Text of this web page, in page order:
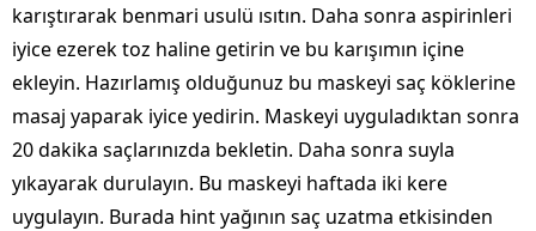
karıştırarak benmari usulü ısıtın. Daha sonra aspirinleri
iyice ezerek toz haline getirin ve bu karışımın içine
ekleyin. Hazırlamış olduğunuz bu maskeyi saç köklerine
masaj yaparak iyice yedirin. Maskeyi uyguladıktan sonra
20 dakika saçlarınızda bekletin. Daha sonra suyla
yıkayarak durulayın. Bu maskeyi haftada iki kere
uygulayın. Burada hint yağının saç uzatma etkisinden